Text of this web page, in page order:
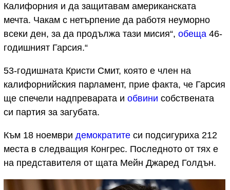
Калифорния и да защитавам американската
мечта. Чакам с нетърпение да работя неуморно
всеки ден, за да продължа тази мисия“, обеща 46-
годишният Гарсия.“
53-годишната Кристи Смит, която е член на
калифорнийския парламент, прие факта, че Гарсия
ще спечели надпреварата и обвини собствената
си партия за загубата.
Към 18 ноември демократите си подсигуриха 212
места в следващия Конгрес. Последното от тях е
на представителя от щата Мейн Джаред Голдън.